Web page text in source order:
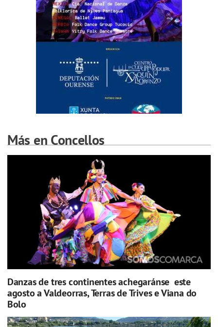
Más en Concellos
Danzas de tres continentes achegaránse este
agosto a Valdeorras, Terras de Trives e Viana do
Bolo